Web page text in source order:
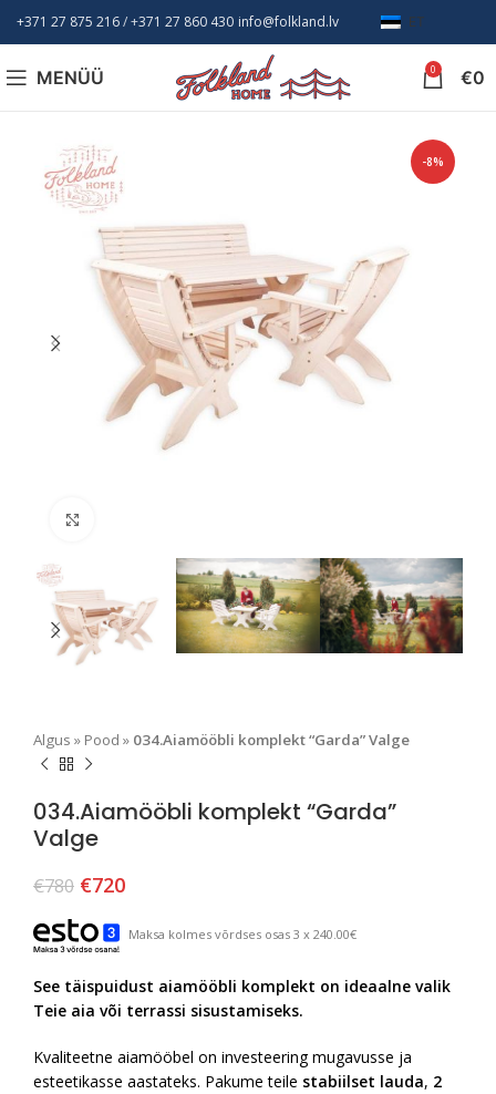
+371 27 875 216/ +371 27 860 430 info@folkland.lv ET
MENÜÜ 0 €0
-8%
Algus » Pood » 034.Aiamööbli komplekt “Garda” Valge
034.Aiamööbli komplekt “Garda”
Valge
€780 €720
Maksa kolmes võrdses osas 3 x 240.00€
See täispuidust aiamööbli komplekt on ideaalne valik
Teie aia või terrassi sisustamiseks.
Kvaliteetne aiamööbel on investeering mugavusse ja
esteetikasse aastateks. Pakume teile stabiilset lauda, 2